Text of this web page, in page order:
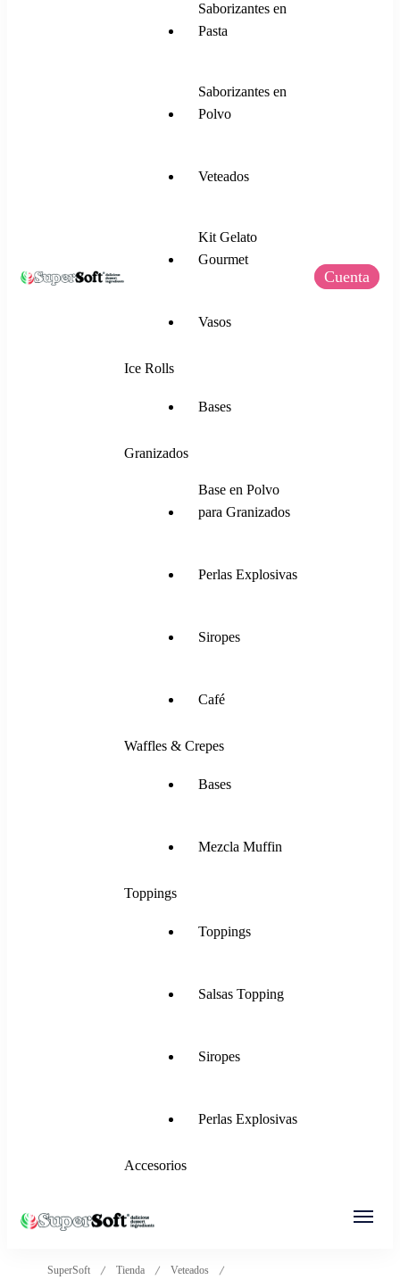
Mezclas para Helado Suave, Frozen Yogurt,
Saborizantes en
Pasta
Saborizantes en
Polvo
Veteados
Kit Gelato
Gourmet
Vasos
Ice Rolls
Bases
Granizados
Base en Polvo
para Granizados
Perlas Explosivas
Siropes
Café
Waffles & Crepes
Bases
Mezcla Muffin
Toppings
Toppings
Salsas Topping
Siropes
Perlas Explosivas
Accesorios
Cuenta
SuperSoft Tienda Veteados